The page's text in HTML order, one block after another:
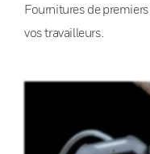
Fournitures de
vos travailleurs.